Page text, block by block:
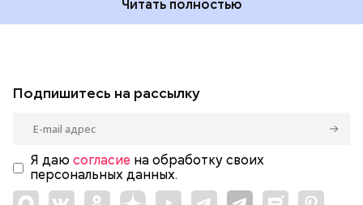
Читать полностью
Подпишитесь на рассылку
Я даю согласие на обработку своих
персональных данных.